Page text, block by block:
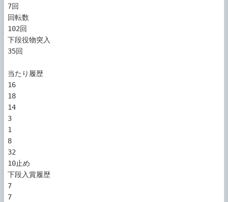
7回
回転数
102回
下段役物突入
35回
当たり履歴
16
18
14
3
1
8
32
10止め
下段入賞履歴
7
7